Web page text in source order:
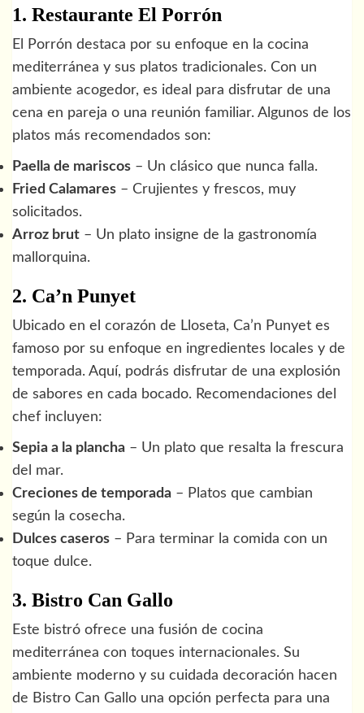
1. Restaurante El Porrón
El Porrón destaca por su enfoque en la cocina
mediterránea y sus platos tradicionales. Con un
ambiente acogedor, es ideal para disfrutar de una
cena en pareja o una reunión familiar. Algunos de los
platos más recomendados son:
Paella de mariscos – Un clásico que nunca falla.
Fried Calamares – Crujientes y frescos, muy
solicitados.
Arroz brut – Un plato insigne de la gastronomía
mallorquina.
2. Ca’n Punyet
Ubicado en el corazón de Lloseta, Ca’n Punyet es
famoso por su enfoque en ingredientes locales y de
temporada. Aquí, podrás disfrutar de una explosión
de sabores en cada bocado. Recomendaciones del
chef incluyen:
Sepia a la plancha – Un plato que resalta la frescura
del mar.
Creciones de temporada – Platos que cambian
según la cosecha.
Dulces caseros – Para terminar la comida con un
toque dulce.
3. Bistro Can Gallo
Este bistró ofrece una fusión de cocina
mediterránea con toques internacionales. Su
ambiente moderno y su cuidada decoración hacen
de Bistro Can Gallo una opción perfecta para una